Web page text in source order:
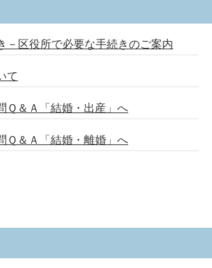
－区役所で必要な手続きのご案内
て
Ｑ＆Ａ「結婚・出産」へ
Ｑ＆Ａ「結婚・離婚」へ